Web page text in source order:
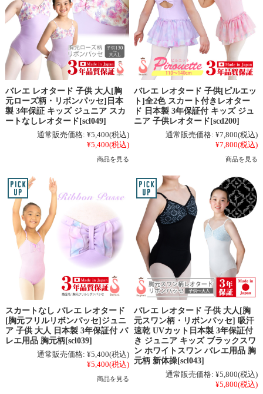
バレエ レオタード 子供 大人[胸
元ローズ柄・リボンパッセ]日本
製 3年保証 キッズ ジュニア スカ
ートなしレオタード[scl049]
通常販売価格: ¥5,400(税込)
¥5,400(税込)
商品を見る
バレエ レオタード 子供[ピルエッ
ト]全2色 スカート付きレオター
ド 日本製 3年保証付 キッズ ジュ
ニア 子供レオタード[scd200]
通常販売価格: ¥7,800(税込)
¥7,800(税込)
商品を見る
スカートなし バレエ レオタード
[胸元フリルリボンパッセ]ジュニ
ア 子供 大人 日本製 3年保証付 バ
レエ用品 胸元柄[scl039]
通常販売価格: ¥5,400(税込)
¥5,400(税込)
商品を見る
バレエ レオタード 子供 大人[胸
元スワン柄・リボンパッセ] 吸汗
速乾 UVカット日本製 3年保証付
き ジュニア キッズ ブラックスワ
ン ホワイトスワン バレエ用品 胸
元柄 新体操[scl043]
通常販売価格: ¥5,800(税込)
¥5,800(税込)